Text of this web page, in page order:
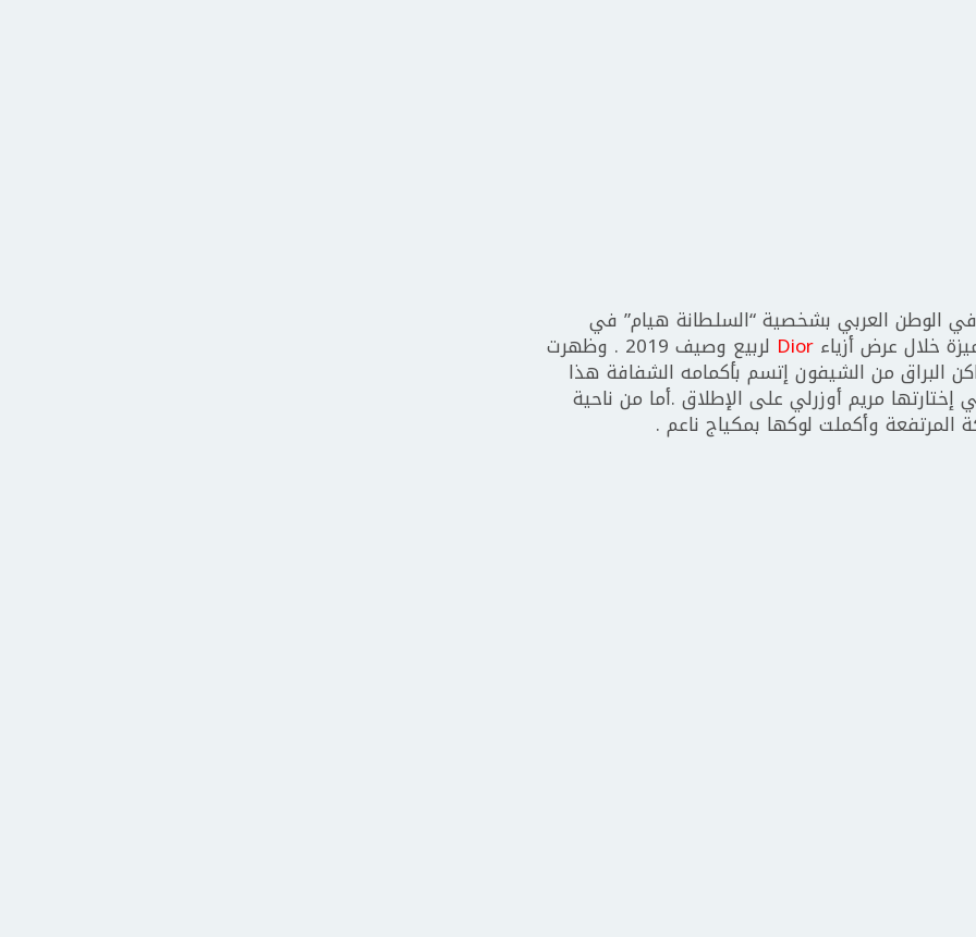
الوطن العربي بشخصية “السلطانة هيام” في
خلال عرض أزياء Dior لربيع وصيف 2019 . وظهرت
البراق من الشيفون إتسم بأكمامه الشفافة هذا
مريم أوزرلي على الإطلاق .أما من ناحية
المرتفعة وأكملت لوكها بمكياج ناعم .